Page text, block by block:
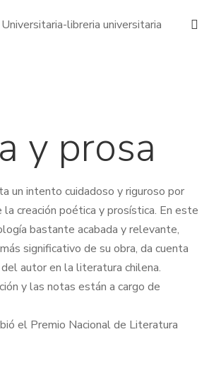
y prosa
un intento cuidadoso y riguroso por
creación poética y prosística. En este
bastante acabada y relevante,
significativo de su obra, da cuenta
autor en la literatura chilena.
y las notas están a cargo de
el Premio Nacional de Literatura